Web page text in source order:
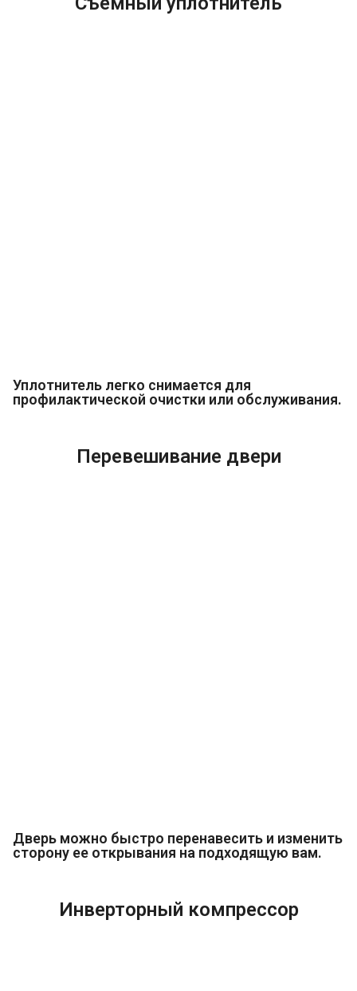
Уплотнитель легко снимается для
профилактической очистки или обслуживания.
Перевешивание двери
Дверь можно быстро перенавесить и изменить
сторону ее открывания на подходящую вам.
Инверторный компрессор